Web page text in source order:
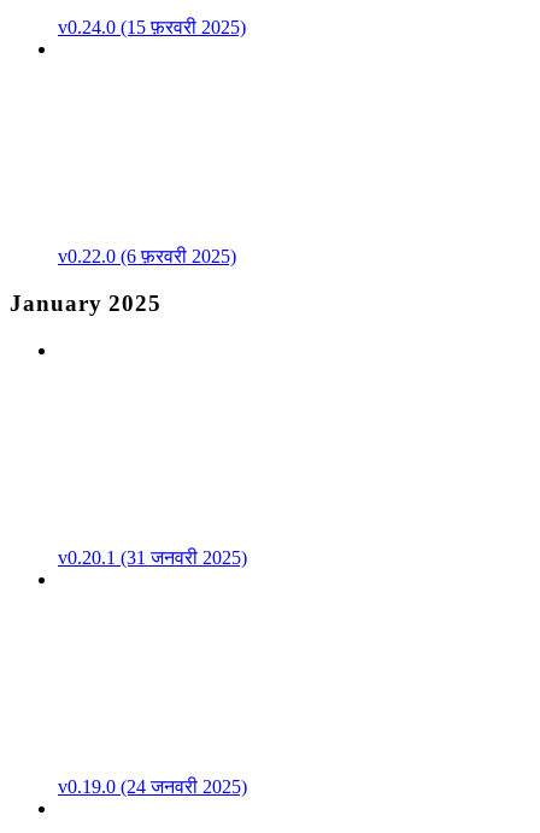
v0.24.0 (15 फ़रवरी 2025)
v0.22.0 (6 फ़रवरी 2025)
January 2025
v0.20.1 (31 जनवरी 2025)
v0.19.0 (24 जनवरी 2025)